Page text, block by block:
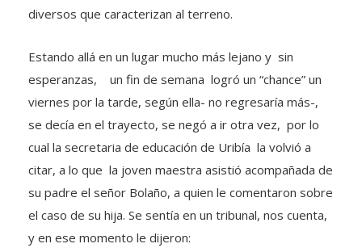
diversos que caracterizan al terreno.
Estando allá en un lugar mucho más lejano y sin
esperanzas, un fin de semana logró un “chance” un
viernes por la tarde, según ella- no regresaría más-,
se decía en el trayecto, se negó a ir otra vez, por lo
cual la secretaria de educación de Uribía la volvió a
citar, a lo que la joven maestra asistió acompañada de
su padre el señor Bolaño, a quien le comentaron sobre
el caso de su hija. Se sentía en un tribunal, nos cuenta,
y en ese momento le dijeron: